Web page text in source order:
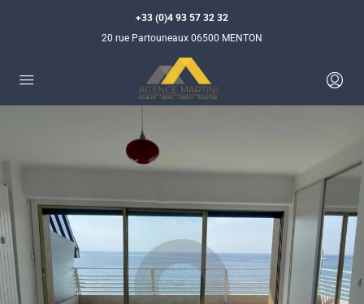
+33 (0)4 93 57 32 32
20 rue Partouneaux 06500 MENTON